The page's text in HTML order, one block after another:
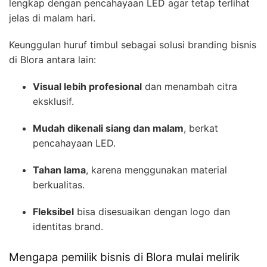
lengkap dengan pencahayaan LED agar tetap terlihat
jelas di malam hari.
Keunggulan huruf timbul sebagai solusi branding bisnis
di Blora antara lain:
Visual lebih profesional dan menambah citra
eksklusif.
Mudah dikenali siang dan malam, berkat
pencahayaan LED.
Tahan lama, karena menggunakan material
berkualitas.
Fleksibel bisa disesuaikan dengan logo dan
identitas brand.
Mengapa pemilik bisnis di Blora mulai melirik